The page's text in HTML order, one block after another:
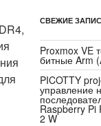
СВЕЖИЕ
Proxmox VE
битные Arm
PICOTTY
управление
Raspberry Pi
2 W